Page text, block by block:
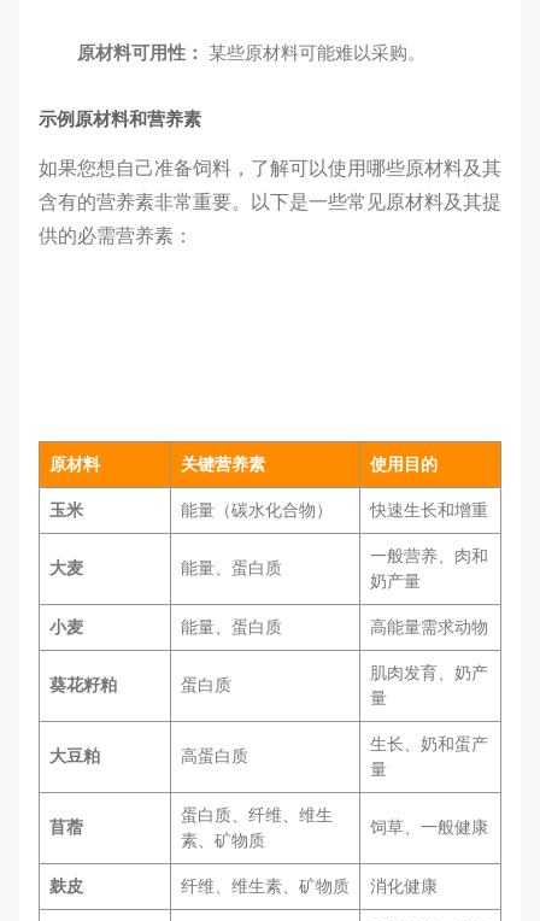
原材料可用性： 某些原材料可能难以采购。
示例原材料和营养素
如果您想自己准备饲料，了解可以使用哪些原材料及其
含有的营养素非常重要。以下是一些常见原材料及其提
供的必需营养素：
原材料 关键营养素 使用目的
玉米 能量（碳水化合物） 快速生长和增重
大麦 能量、蛋白质
一般营养、肉和
奶产量
小麦 能量、蛋白质 高能量需求动物
葵花籽粕 蛋白质
肌肉发育、奶产
量
大豆粕 高蛋白质
生长、奶和蛋产
量
苜蓿
蛋白质、纤维、维生
素、矿物质
饲草、一般健康
麸皮 纤维、维生素、矿物质 消化健康